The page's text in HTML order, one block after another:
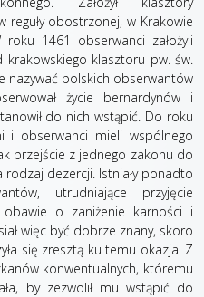
reguły obostrzonej, w Krakowie
1461 obserwanci założyli
klasztoru pw. św.
nazywać polskich obserwantów
życie bernardynów i
do nich wstąpić. Do roku
i obserwanci mieli wspólnego
przejście z jednego zakonu do
dezercji. Istniały ponadto
utrudniające przyjęcie
obawie o zaniżenie karności i
więc być dobrze znany, skoro
się zresztą ku temu okazja. Z
konwentualnych, któremu
by zezwolił mu wstąpić do